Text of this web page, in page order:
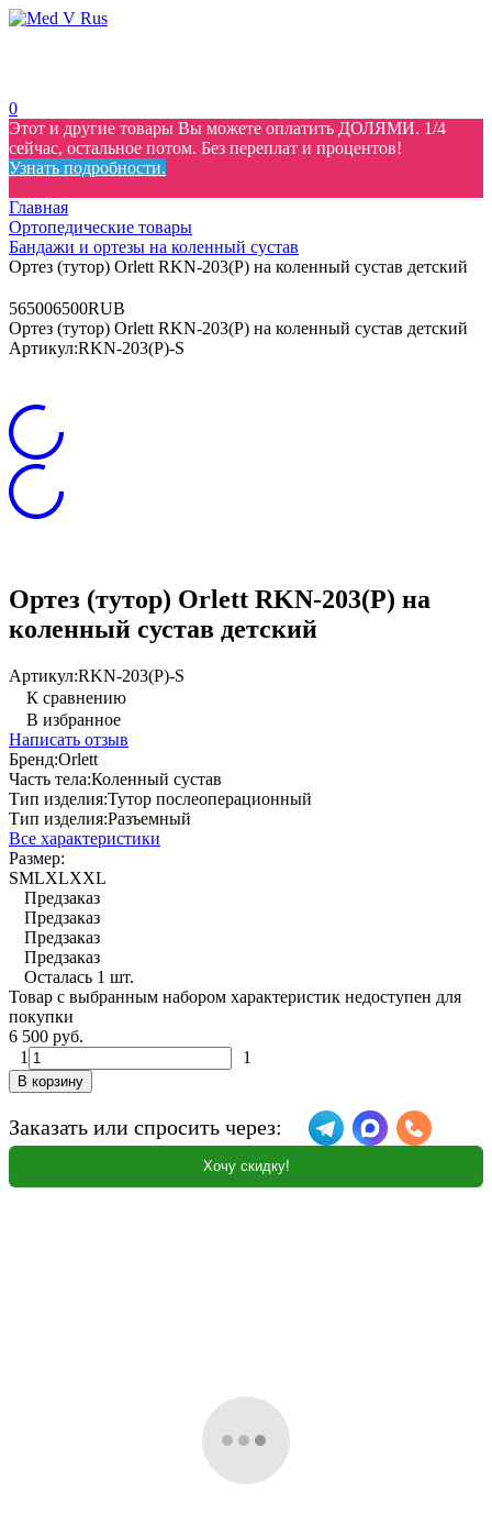
0
Этот и другие товары Вы можете оплатить ДОЛЯМИ. 1/4
сейчас, остальное потом. Без переплат и процентов!
Узнать подробности.
Главная
Ортопедические товары
Бандажи и ортезы на коленный сустав
Ортез (тутор) Orlett RKN-203(P) на коленный сустав детский
565006500RUB
Ортез (тутор) Orlett RKN-203(P) на коленный сустав детский
Артикул:RKN-203(P)-S
Ортез (тутор) Orlett RKN-203(P) на
коленный сустав детский
Артикул:RKN-203(P)-S
К сравнению
В избранное
Написать отзыв
Бренд:Orlett
Часть тела:Коленный сустав
Тип изделия:Тутор послеоперационный
Тип изделия:Разъемный
Все характеристики
Размер:
SMLXLXXL
Предзаказ
Предзаказ
Предзаказ
Предзаказ
Осталась 1 шт.
Товар с выбранным набором характеристик недоступен для
покупки
6 500 руб.
1
1
В корзину
Заказать или спросить через:
Хочу скидку!